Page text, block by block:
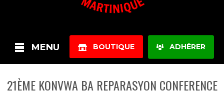
ADHÉRER
BOUTIQUE
MENU
21ÈME KONVWA BA REPARASYON CONFERENCE